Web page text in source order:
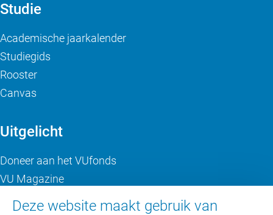
Deze website maakt gebruik van
Studie
Academische jaarkalender
Studiegids
Rooster
Canvas
Uitgelicht
Doneer aan het VUfonds
VU Magazine